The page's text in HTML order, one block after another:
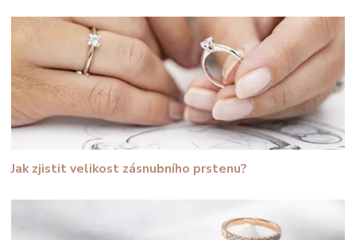
Jak zjistit velikost zásnubního prstenu?